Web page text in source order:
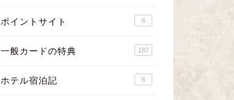
ポイントサイト 6
一般カードの特典 187
ホテル宿泊記 6